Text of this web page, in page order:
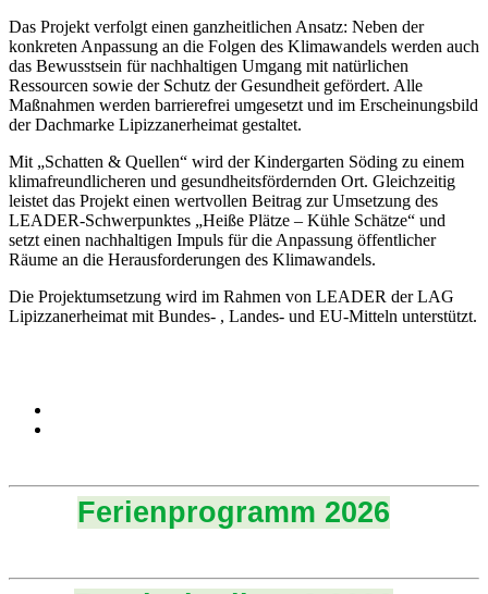
Das Projekt verfolgt einen ganzheitlichen Ansatz: Neben der
konkreten Anpassung an die Folgen des Klimawandels werden auch
das Bewusstsein für nachhaltigen Umgang mit natürlichen
Ressourcen sowie der Schutz der Gesundheit gefördert. Alle
Maßnahmen werden barrierefrei umgesetzt und im Erscheinungsbild
der Dachmarke Lipizzanerheimat gestaltet.
Mit „Schatten & Quellen“ wird der Kindergarten Söding zu einem
klimafreundlicheren und gesundheitsfördernden Ort. Gleichzeitig
leistet das Projekt einen wertvollen Beitrag zur Umsetzung des
LEADER-Schwerpunktes „Heiße Plätze – Kühle Schätze“ und
setzt einen nachhaltigen Impuls für die Anpassung öffentlicher
Räume an die Herausforderungen des Klimawandels.
Die Projektumsetzung wird im Rahmen von LEADER der LAG
Lipizzanerheimat mit Bundes- , Landes- und EU-Mitteln unterstützt.
Ferienprogramm 2026